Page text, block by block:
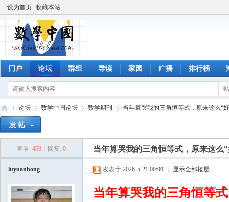
设为首页 收藏本站
门户 论坛 群组 导读 家园 广播 排行榜
论坛
›
数学中国论坛 数学期刊
›
当年算哭我的三角恒等式，原来这么“
查看: 453 回复: 0 当年算哭我的三角恒等式，原来这么
luyuanhong 发表于 2026-5-21 00:01 显示全部楼层
当年算哭我的三角恒等